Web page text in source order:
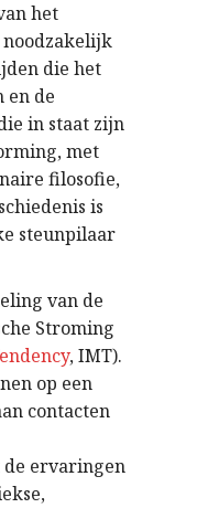
het
noodzakelijk
die het
en de
in staat zijn
met
filosofie,
is
steunpilaar
van de
Stroming
, IMT).
op een
contacten
ervaringen